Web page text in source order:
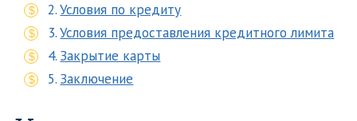
Условия по кредиту
Условия предоставления кредитного лимита
Закрытие карты
Заключение